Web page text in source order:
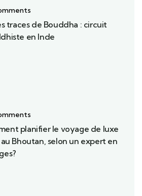
traces de Bouddha : circuit
en Inde
planifier le voyage de luxe
Bhoutan, selon un expert en